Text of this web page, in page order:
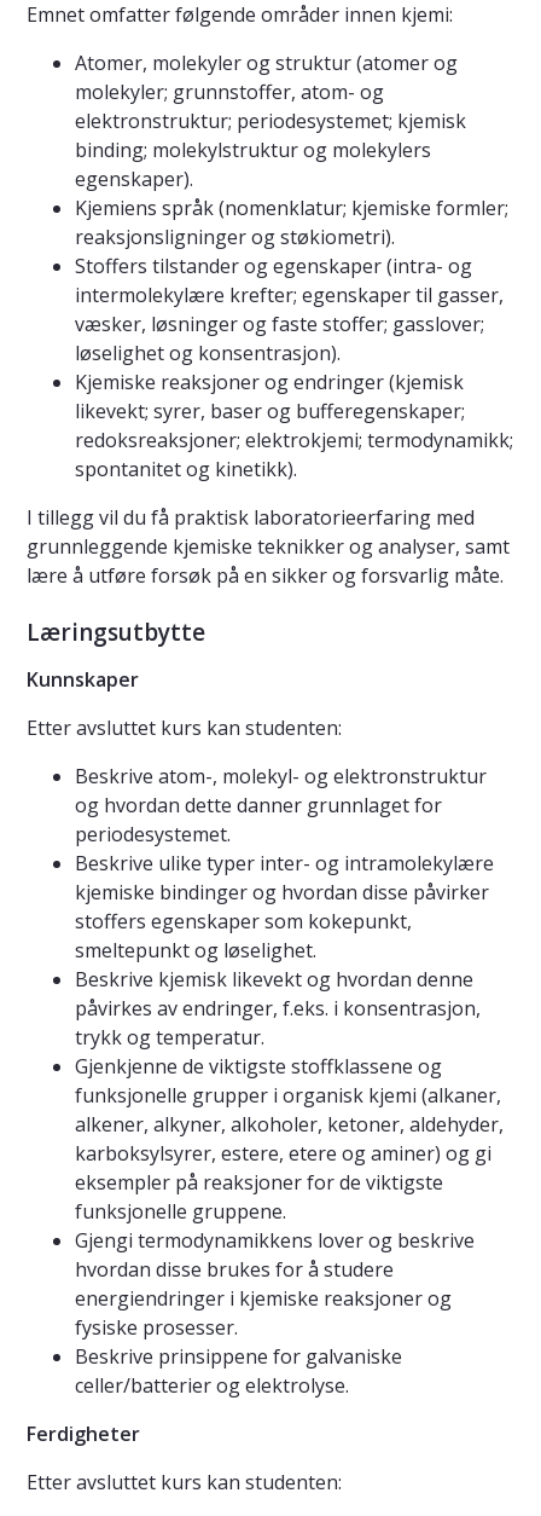
Emnet omfatter følgende områder innen kjemi:
Atomer, molekyler og struktur (atomer og
molekyler; grunnstoffer, atom- og
elektronstruktur; periodesystemet; kjemisk
binding; molekylstruktur og molekylers
egenskaper).
Kjemiens språk (nomenklatur; kjemiske formler;
reaksjonsligninger og støkiometri).
Stoffers tilstander og egenskaper (intra- og
intermolekylære krefter; egenskaper til gasser,
væsker, løsninger og faste stoffer; gasslover;
løselighet og konsentrasjon).
Kjemiske reaksjoner og endringer (kjemisk
likevekt; syrer, baser og bufferegenskaper;
redoksreaksjoner; elektrokjemi; termodynamikk;
spontanitet og kinetikk).
I tillegg vil du få praktisk laboratorieerfaring med
grunnleggende kjemiske teknikker og analyser, samt
lære å utføre forsøk på en sikker og forsvarlig måte.
Læringsutbytte
Kunnskaper
Etter avsluttet kurs kan studenten:
Beskrive atom-, molekyl- og elektronstruktur
og hvordan dette danner grunnlaget for
periodesystemet.
Beskrive ulike typer inter- og intramolekylære
kjemiske bindinger og hvordan disse påvirker
stoffers egenskaper som kokepunkt,
smeltepunkt og løselighet.
Beskrive kjemisk likevekt og hvordan denne
påvirkes av endringer, f.eks. i konsentrasjon,
trykk og temperatur.
Gjenkjenne de viktigste stoffklassene og
funksjonelle grupper i organisk kjemi (alkaner,
alkener, alkyner, alkoholer, ketoner, aldehyder,
karboksylsyrer, estere, etere og aminer) og gi
eksempler på reaksjoner for de viktigste
funksjonelle gruppene.
Gjengi termodynamikkens lover og beskrive
hvordan disse brukes for å studere
energiendringer i kjemiske reaksjoner og
fysiske prosesser.
Beskrive prinsippene for galvaniske
celler/batterier og elektrolyse.
Ferdigheter
Etter avsluttet kurs kan studenten: